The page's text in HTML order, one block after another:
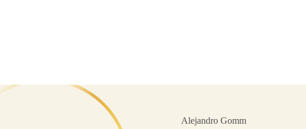
Alejandro Gomm